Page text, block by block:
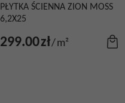
PŁYTKA ŚCIENNA ZION MOSS
6,2X25
299.00zł/m²